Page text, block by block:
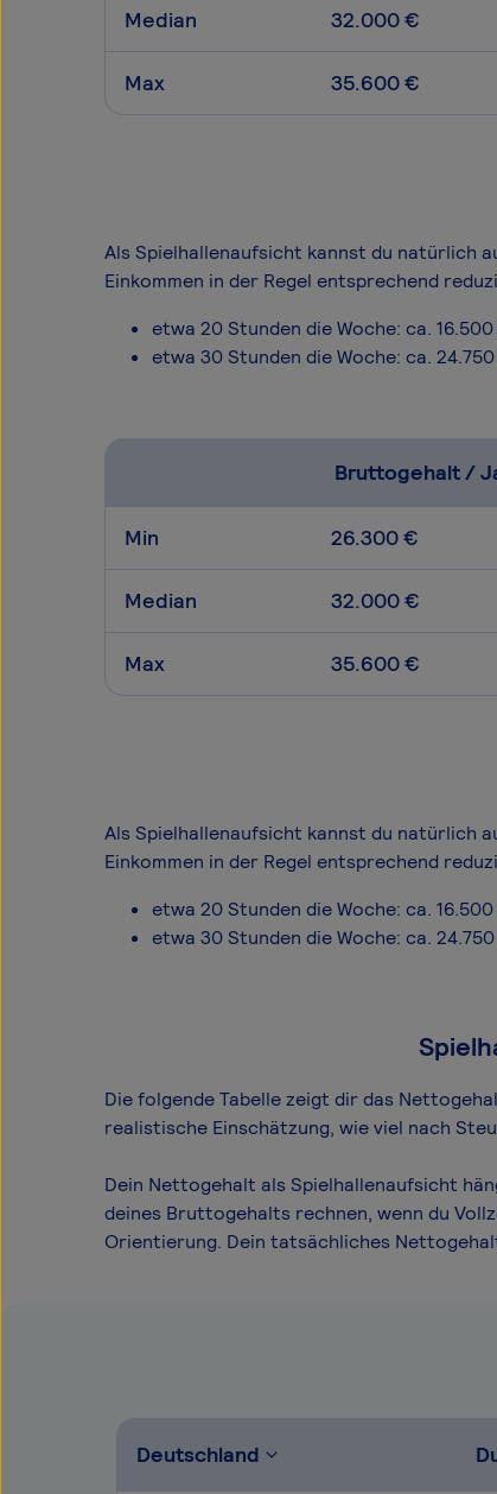
Median 32.000 €
Max 35.600 €
Als Spielhallenaufsicht kannst du natürlich
Einkommen in der Regel entsprechend
etwa 20 Stunden die Woche: ca.
etwa 30 Stunden die Woche: ca.
Bruttogehalt /
Min 26.300 €
Median 32.000 €
Max 35.600 €
Als Spielhallenaufsicht kannst du natürlich
Einkommen in der Regel entsprechend
etwa 20 Stunden die Woche: ca.
etwa 30 Stunden die Woche: ca.
Die folgende Tabelle zeigt dir das
realistische Einschätzung, wie viel nach
Dein Nettogehalt als Spielhallenaufsicht
deines Bruttogehalts rechnen, wenn du
Orientierung. Dein tatsächliches
Deutschland